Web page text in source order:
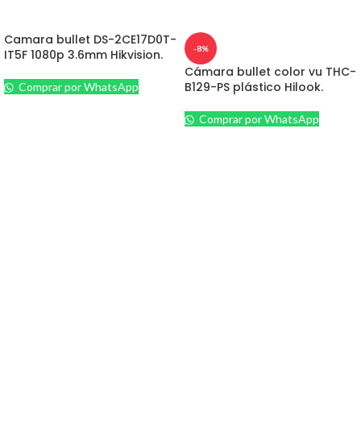
Camara bullet DS-2CE17D0T-
IT5F 1080p 3.6mm Hikvision.
Comprar por WhatsApp
-8%
Cámara bullet color vu THC-
B129-PS plástico Hilook.
Comprar por WhatsApp